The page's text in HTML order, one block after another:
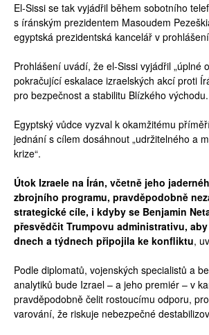
El-Sissi se tak vyjádřil během sobotního
s íránským prezidentem Masoudem
egyptská prezidentská kancelář v
Prohlášení uvádí, že el-Sissi vyjádřil „úplné
pokračující eskalace izraelských akcí proti
pro bezpečnost a stabilitu Blízkého východu.
Egyptský vůdce vyzval k okamžitému
jednání s cílem dosáhnout „udržitelného a
krize“.
Útok Izraele na Írán, včetně jeho
zbrojního programu, pravděpodobně
strategické cíle, i kdyby se Benjamin
přesvědčit Trumpovu administrativu,
dnech a týdnech připojila ke konfliktu,
Podle diplomatů, vojenských specialistů a
analytiků bude Izrael – a jeho premiér – v
pravděpodobně čelit rostoucímu odporu,
varování, že riskuje nebezpečné